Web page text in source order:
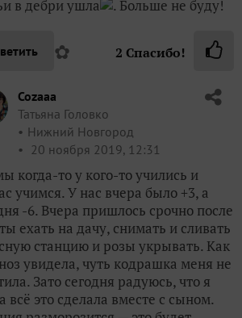
в дебри ушла
. Больше не буду!
✿ 2 Спасибо!
Cozaaa
Татьяна Головко
Нижний Новгород
20 ноября 2019, 12:31
когда-то у кого-то учились и
учимся. У нас вчера было +3, а
-6. Вчера пришлось срочно после
ехать на дачу, снимать и сливать
станцию и розы укрывать. Как
увидела, чуть кодрашка меня не
Зато сегодня радуюсь, что я
всё это сделала вместе с сыном.